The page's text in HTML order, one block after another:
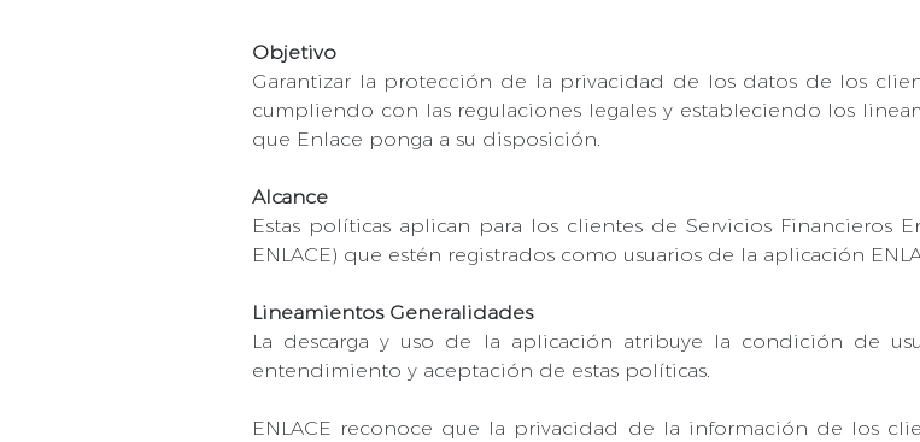
Objetivo
Garantizar la protección de la privacidad de los datos de los
cumpliendo con las regulaciones legales y estableciendo los
que Enlace ponga a su disposición.
Alcance
Estas políticas aplican para los clientes de Servicios Financieros
ENLACE) que estén registrados como usuarios de la aplicación
Lineamientos Generalidades
La descarga y uso de la aplicación atribuye la condición de
entendimiento y aceptación de estas políticas.
ENLACE reconoce que la privacidad de la información de los